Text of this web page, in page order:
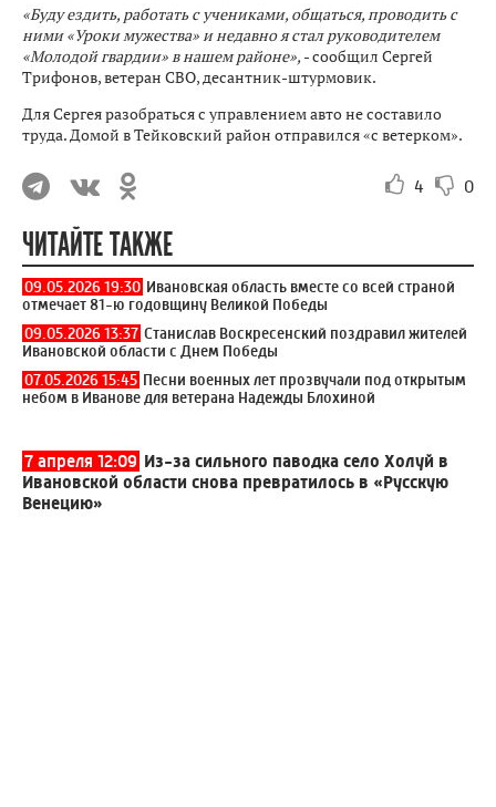
«Буду ездить, работать с учениками, общаться, проводить с
ними «Уроки мужества» и недавно я стал руководителем
«Молодой гвардии» в нашем районе», - сообщил Сергей
Трифонов, ветеран СВО, десантник-штурмовик.
Для Сергея разобраться с управлением авто не составило
труда. Домой в Тейковский район отправился «с ветерком».
4 0
ЧИТАЙТЕ ТАКЖЕ
09.05.2026 19:30 Ивановская область вместе со всей страной
отмечает 81-ю годовщину Великой Победы
09.05.2026 13:37 Станислав Воскресенский поздравил жителей
Ивановской области с Днем Победы
07.05.2026 15:45 Песни военных лет прозвучали под открытым
небом в Иванове для ветерана Надежды Блохиной
7 апреля 12:09 Из-за сильного паводка село Холуй в
Ивановской области снова превратилось в «Русскую
Венецию»